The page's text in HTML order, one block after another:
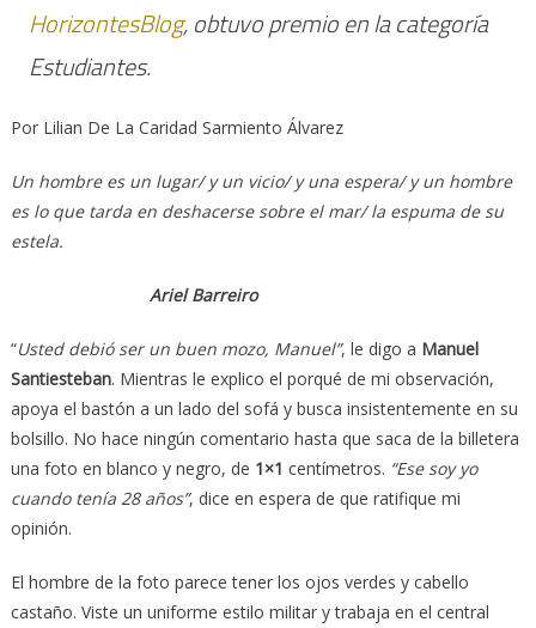
HorizontesBlog, obtuvo premio en la categoría
Estudiantes.
Por Lilian De La Caridad Sarmiento Álvarez
Un hombre es un lugar/ y un vicio/ y una espera/ y un hombre
es lo que tarda en deshacerse sobre el mar/la espuma de su
estela.
Ariel Barreiro
“Usted debió ser un buen mozo, Manuel”, le digo a Manuel
Santiesteban. Mientras le explico el porqué de mi observación,
apoya el bastón a un lado del sofá y busca insistentemente en su
bolsillo. No hace ningún comentario hasta que saca de la billetera
una foto en blanco y negro, de 1×1 centímetros. “Ese soy yo
cuando tenía 28 años”, dice en espera de que ratifique mi
opinión.
El hombre de la foto parece tener los ojos verdes y cabello
castaño. Viste un uniforme estilo militar y trabaja en el central